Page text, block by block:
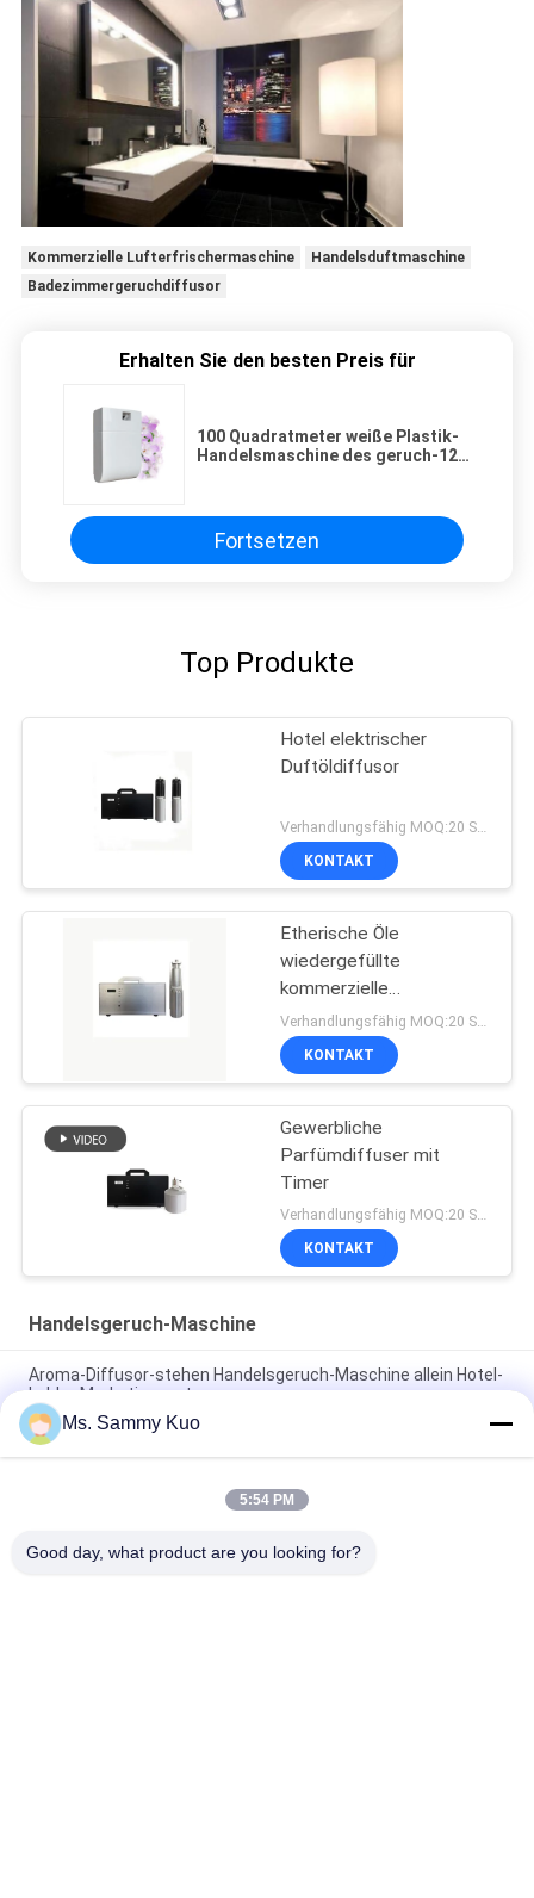
Kommerzielle Lufterfrischermaschine
Handelsduftmaschine
Badezimmergeruchdiffusor
Erhalten Sie den besten Preis für
100 Quadratmeter weiße Plastik-
Handelsmaschine des geruch-12V
Fortsetzen
Top Produkte
Hotel elektrischer
Duftöldiffusor
KONTAKT
Etherische Öle
wiedergefüllte
kommerzielle
Duftmaschine
KONTAKT
Gewerbliche
Parfümdiffuser mit
Timer
Verhandlungsfähig MOQ:20 Stücke
KONTAKT
Handelsgeruch-Maschine
Aroma-Diffusor-stehen Handelsgeruch-Maschine allein Hotel-
Lobby-Marketingsystem
HVAC-Handelsgeruch-Maschine eingebauter Entwurf des
Mikroreglers 150ml kleiner luxuriöser
220V Handelsmaschine geruch silberner Aluminium-1000 m2
Ms. Sammy Kuo
5:54 PM
Good day, what product are you looking for?